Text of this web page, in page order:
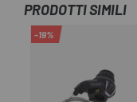
PRODOTTI SIMILI
-19%